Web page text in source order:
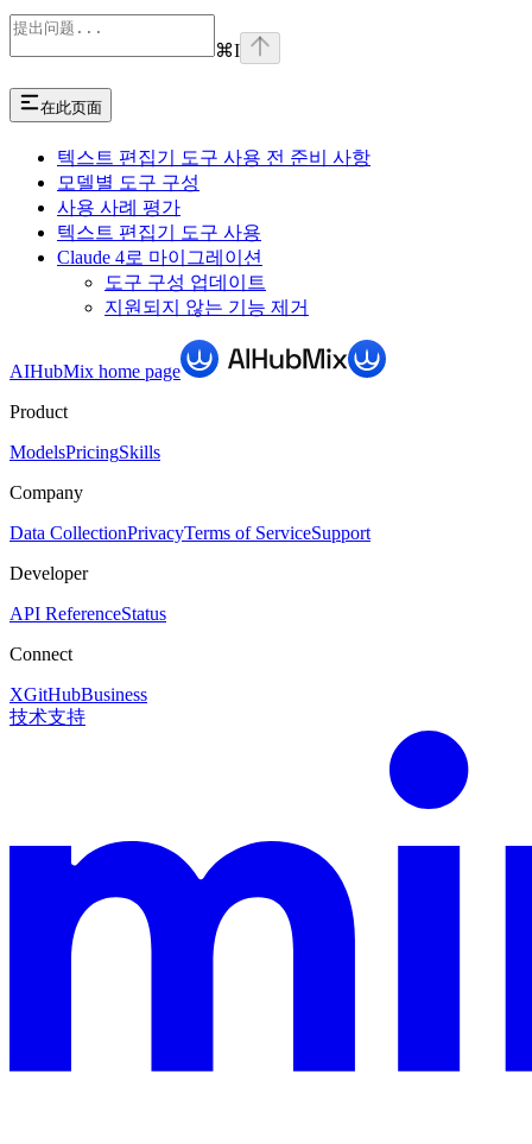
⌘I
在此页面
텍스트 편집기 도구 사용 전 준비 사항
모델별 도구 구성
사용 사례 평가
텍스트 편집기 도구 사용
Claude 4로 마이그레이션
도구 구성 업데이트
지원되지 않는 기능 제거
AIHubMix home page
Product
ModelsPricingSkills
Company
Data CollectionPrivacyTerms of ServiceSupport
Developer
API ReferenceStatus
Connect
XGitHubBusiness
技术支持